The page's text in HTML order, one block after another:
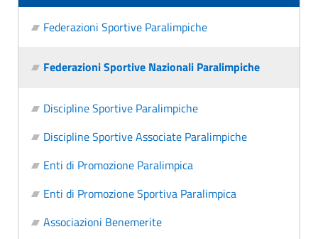
Federazioni Sportive Paralimpiche
Federazioni Sportive Nazionali Paralimpiche
Discipline Sportive Paralimpiche
Discipline Sportive Associate Paralimpiche
Enti di Promozione Paralimpica
Enti di Promozione Sportiva Paralimpica
Associazioni Benemerite